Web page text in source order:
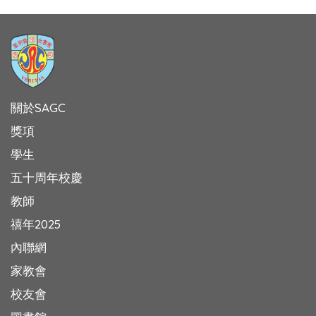
關於SAGC
獎項
學生
五十周年校慶
教師
禧年2025
內聯網
家教會
校友會